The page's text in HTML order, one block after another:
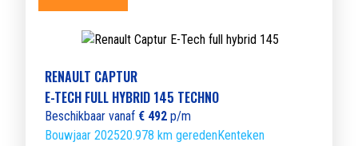
RENAULT CAPTUR
E-TECH FULL HYBRID 145 TECHNO
Beschikbaar vanaf € 492 p/m
Bouwjaar 202520.978 km geredenKenteken